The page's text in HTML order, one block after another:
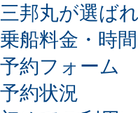
三邦丸が選ば
乗船料金・時
予約フォーム
予約状況